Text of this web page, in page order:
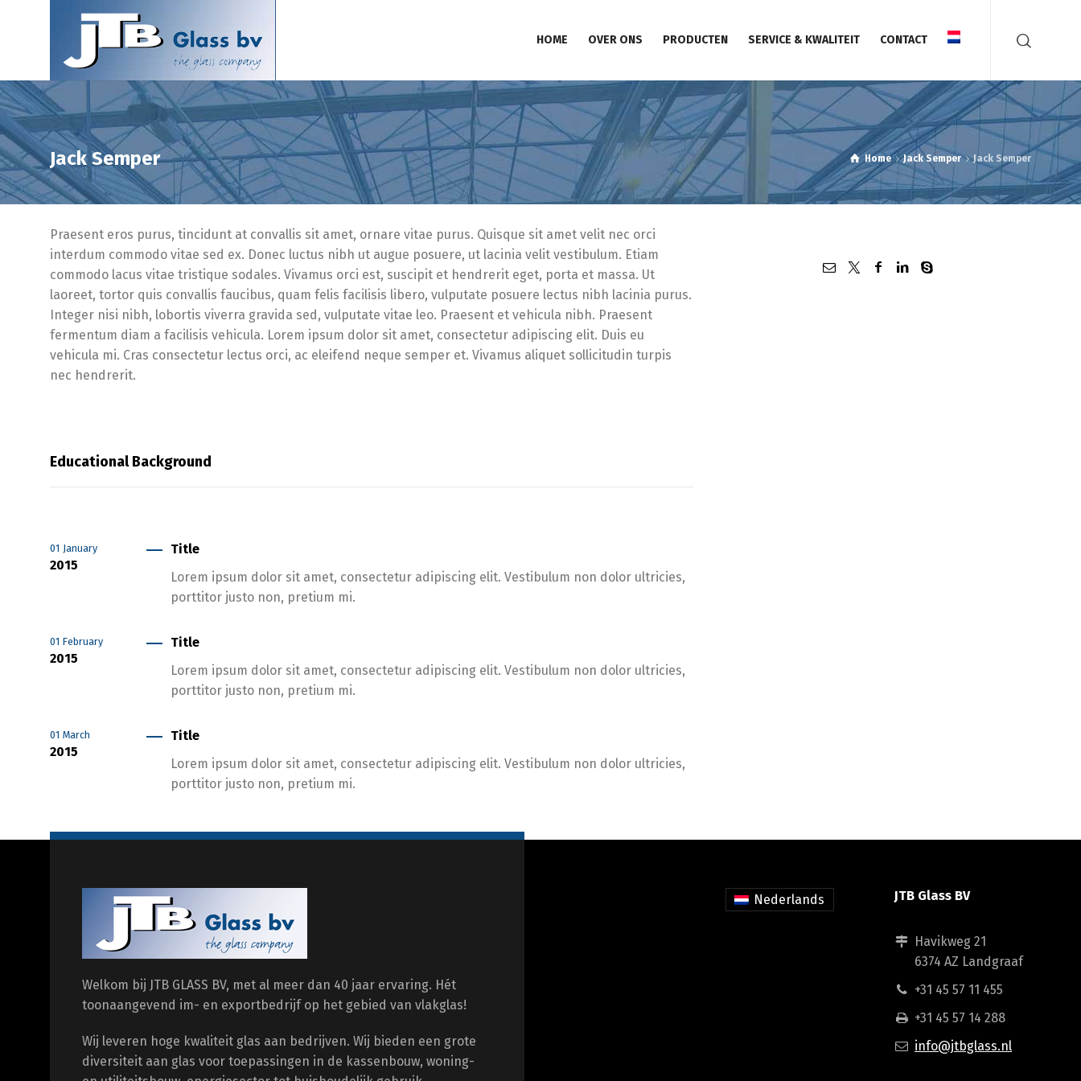
HOME OVER ONS PRODUCTEN SERVICE & KWALITEIT CONTACT
Jack Semper Home Jack Semper Jack Semper
Praesent eros purus, tincidunt at convallis sit amet, ornare vitae purus. Quisque sit amet velit nec orci
interdum commodo vitae sed ex. Donec luctus nibh ut augue posuere, ut lacinia velit vestibulum. Etiam
commodo lacus vitae tristique sodales. Vivamus orci est, suscipit et hendrerit eget, porta et massa. Ut
laoreet, tortor quis convallis faucibus, quam felis facilisis libero, vulputate posuere lectus nibh lacinia purus.
Integer nisi nibh, lobortis viverra gravida sed, vulputate vitae leo. Praesent et vehicula nibh. Praesent
fermentum diam a facilisis vehicula. Lorem ipsum dolor sit amet, consectetur adipiscing elit. Duis eu
vehicula mi. Cras consectetur lectus orci, ac eleifend neque semper et. Vivamus aliquet sollicitudin turpis
nec hendrerit.
Educational Background
01 January
2015
Title
Lorem ipsum dolor sit amet, consectetur adipiscing elit. Vestibulum non dolor ultricies,
porttitor justo non, pretium mi.
01 February
2015
Title
Lorem ipsum dolor sit amet, consectetur adipiscing elit. Vestibulum non dolor ultricies,
porttitor justo non, pretium mi.
01 March
2015
Title
Lorem ipsum dolor sit amet, consectetur adipiscing elit. Vestibulum non dolor ultricies,
porttitor justo non, pretium mi.
Welkom bij JTB GLASS BV, met al meer dan 40 jaar ervaring. Hét
toonaangevend im- en exportbedrijf op het gebied van vlakglas!
Wij leveren hoge kwaliteit glas aan bedrijven. Wij bieden een grote
diversiteit aan glas voor toepassingen in de kassenbouw, woning-
Nederlands JTB Glass BV
Havikweg 21
6374 AZ Landgraaf
+31 45 57 11 455
+31 45 57 14 288
info@jtbglass.nl